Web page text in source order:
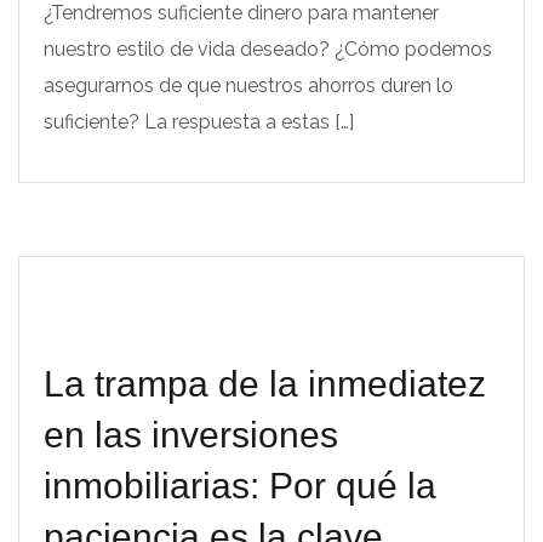
¿Tendremos suficiente dinero para mantener
nuestro estilo de vida deseado? ¿Cómo podemos
asegurarnos de que nuestros ahorros duren lo
suficiente? La respuesta a estas […]
La trampa de la inmediatez
en las inversiones
inmobiliarias: Por qué la